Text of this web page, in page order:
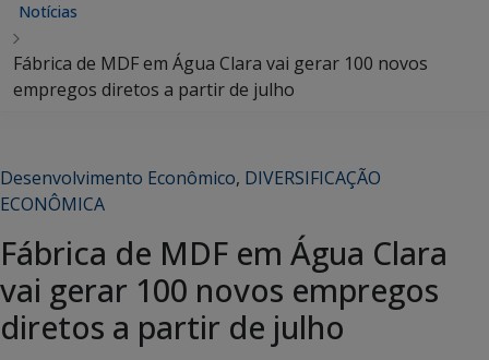
Notícias
Fábrica de MDF em Água Clara vai gerar 100 novos
empregos diretos a partir de julho
Desenvolvimento Econômico, DIVERSIFICAÇÃO
ECONÔMICA
Fábrica de MDF em Água Clara
vai gerar 100 novos empregos
diretos a partir de julho